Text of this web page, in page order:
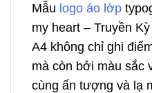
Mẫu logo áo lớp
my heart – Truyền
A4 không chỉ ghi
mà còn bởi màu sắc
cùng ấn tượng và lạ